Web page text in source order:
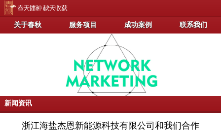
关于春秋 服务项目 成功案例 联系我们
新闻资讯
浙江海盐杰恩新能源科技有限公司和我们合作